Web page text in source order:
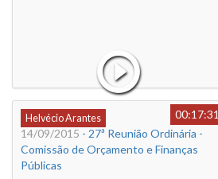
Helvécio Arantes
00:17:31
14/09/2015 - 27ª Reunião Ordinária -
Comissão de Orçamento e Finanças
Públicas